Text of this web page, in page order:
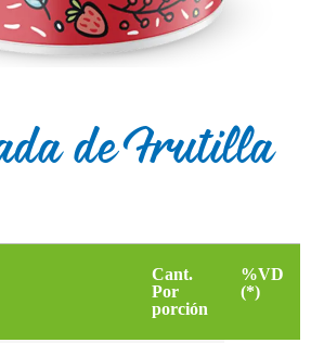
de Frutilla
Cant.
Por
porción
%VD
(*)